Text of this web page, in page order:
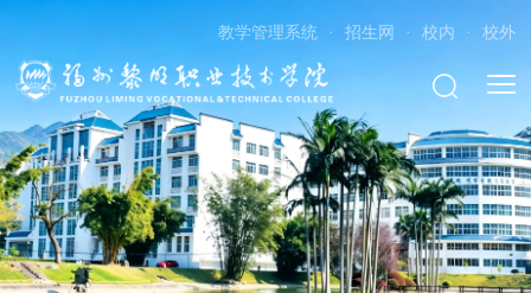
教学管理系统 · 招生网 · 校内 · 校外